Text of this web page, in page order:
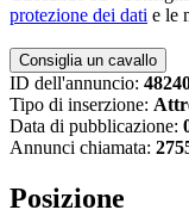
protezione dei dati e le
ID dell'annuncio:
Tipo di inserzione:
Data di pubblicazione:
Annunci chiamata:
Posizione